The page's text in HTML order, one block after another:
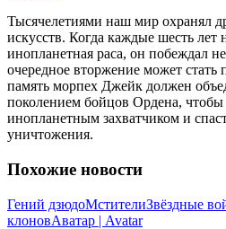
Тысячелетиями наш мир охранял
искусств. Когда каждые шесть
инопланетная раса, он побеждал
очередное вторжение может
память морпех Джейк должен
поколением бойцов Ордена, чтобы
инопланетным захватчиком и
уничтожения.
Похожие новости
Гений дзюдоМстителиЗвёздные
клоновАватар | Avatar